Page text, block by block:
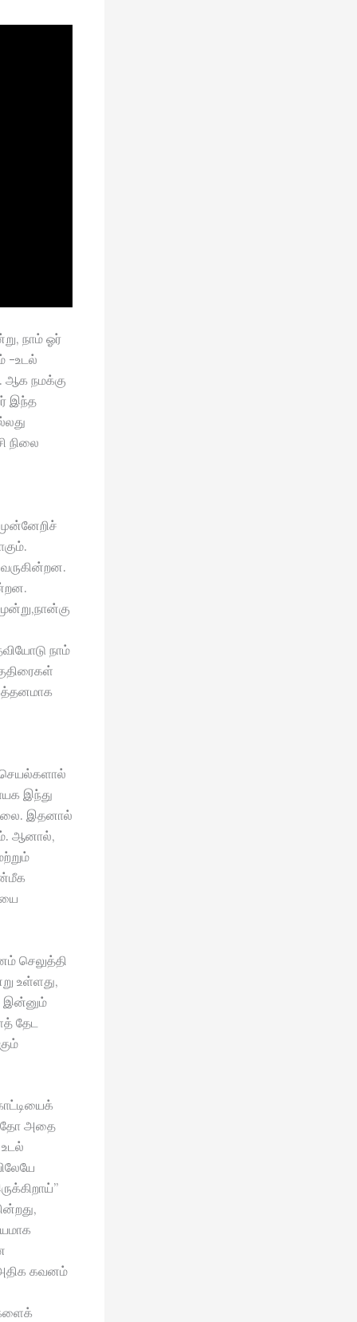
நாம் ஓர்
-உடல்
ஆக நமக்கு
இந்த
நிலை
நாம்
இந்து
இதனால்
ஆனால்,
செலுத்தி
உள்ளது,
இன்னும்
தேட
அதை
அதிக கவனம்